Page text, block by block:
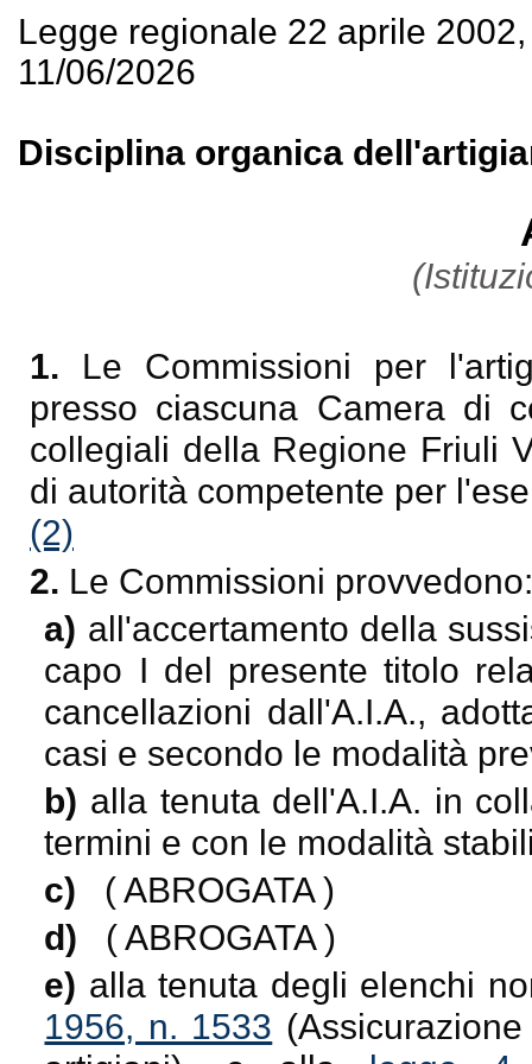
Legge regionale 22 aprile
11/06/2026
Disciplina organica
1. Le Commissioni per
presso ciascuna Camera di
collegiali della Regione Friuli
di autorità competente per
(2)
2. Le Commissioni provvedono:
a) all'accertamento della
capo I del presente titolo
cancellazioni dall'A.I.A.,
casi e secondo le modalità
b) alla tenuta dell'A.I.A. in
termini e con le modalità
c) ( ABROGATA )
d) ( ABROGATA )
e) alla tenuta degli elenchi
1956, n. 1533